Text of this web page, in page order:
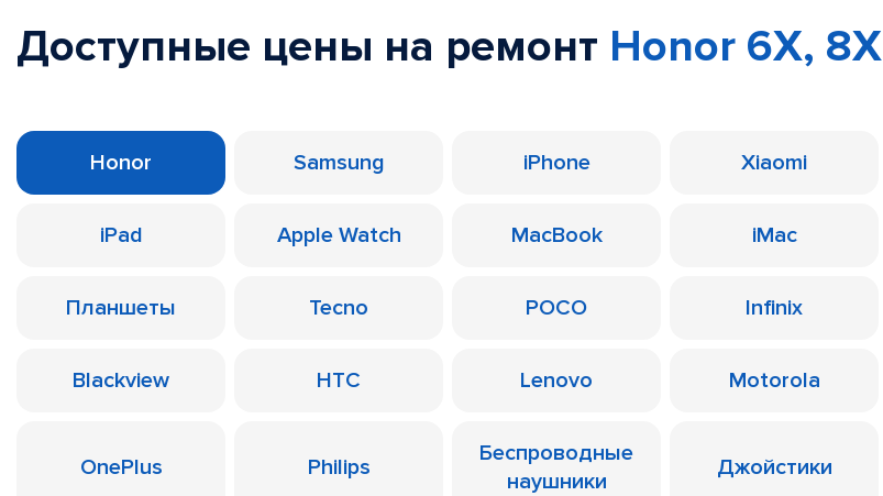
Доступные цены на ремонт Honor 6X, 8X
Honor Samsung iPhone Xiaomi
iPad Apple Watch MacBook iMac
Планшеты Tecno POCO Infinix
Blackview HTC Lenovo Motorola
OnePlus Philips
Беспроводные
наушники
Джойстики